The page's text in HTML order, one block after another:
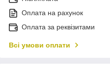
Оплата на рахунок
Оплата за реквізитами
Всі умови оплати